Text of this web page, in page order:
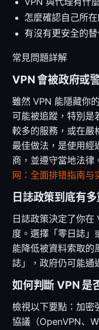
怎麼確認自己所
有沒有更安全的替
常見問題詳解
VPN 會被政府或
雖然 VPN 能隱藏你
可能被追蹤，特別是
較多的服務，或在嚴
最佳做法，是使用經
商，並遵守當地法律
网：全面排错指南与
日誌政策到底有多
日誌政策決定了你在
度。選擇「零日誌」
能降低被資料索取的
誌」，政府仍可能通
如何判斷 VPN 是
檢視以下要點：加密
協議（OpenVPN、